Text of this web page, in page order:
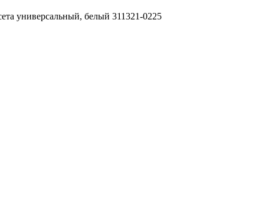
универсальный, белый 311321-0225